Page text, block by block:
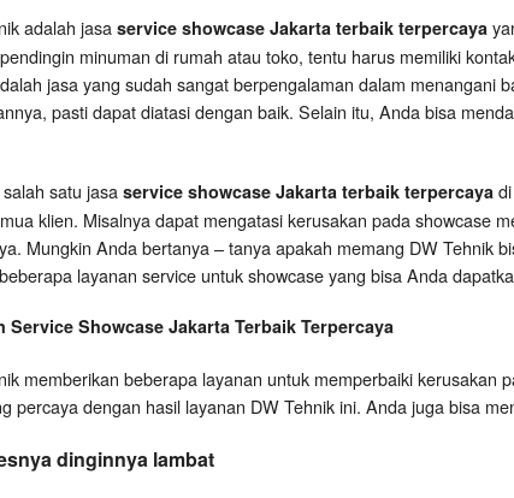
adalah jasa service showcase Jakarta terbaik terpercaya
minuman di rumah atau toko, tentu harus memiliki
jasa yang sudah sangat berpengalaman dalam menangani
pasti dapat diatasi dengan baik. Selain itu, Anda bisa
satu jasaservice showcase Jakarta terbaik terpercaya
klien. Misalnya dapat mengatasi kerusakan pada showcase
Mungkin Anda bertanya – tanya apakah memang DW Tehnik
layanan service untuk showcase yang bisa Anda
Service Showcase Jakarta Terbaik Terpercaya
memberikan beberapa layanan untuk memperbaiki
percaya dengan hasil layanan DW Tehnik ini. Anda juga bisa
dinginnya lambat